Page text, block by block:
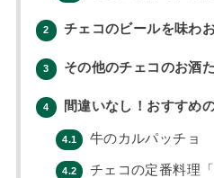
2 チェコのビールを味わ
3 その他のチェコのお酒
4 間違いなし！おすすめ
4.1 牛のカルパッチョ
4.2 チェコの定番料理「